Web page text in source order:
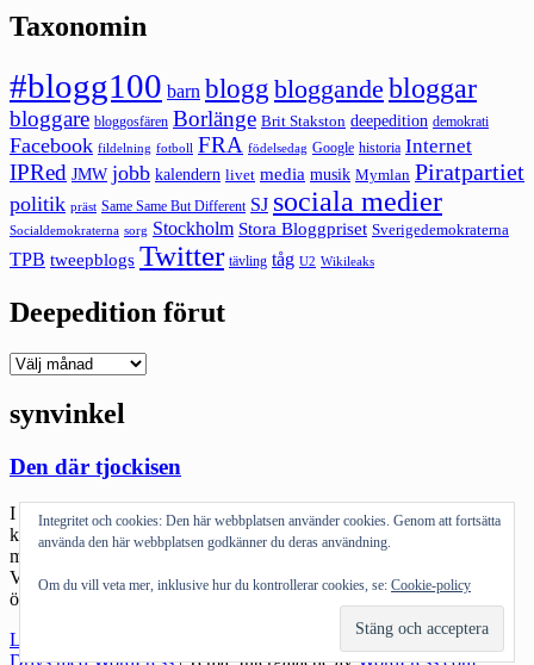
Taxonomin
#blogg100 barn blogg bloggande bloggar
bloggare bloggosfären Borlänge Brit Stakston deepedition demokrati
Facebook fildelning fotboll FRA födelsedag Google historia Internet
IPRed JMW jobb kalendern livet media musik Mymlan Piratpartiet
politik präst Same Same But Different SJ sociala medier
Socialdemokraterna sorg Stockholm Stora Bloggpriset Sverigedemokraterna
TPB tweepblogs Twitter tävling tåg U2 Wikileaks
Deepedition förut
Deepedition
synvinkel
Den där tjockisen
I stil med vad Linda Marie gjorde så lägger jag ut en bild på min
kropp. Förutom en mage så är det en bild av en medelålders vit
medelklassman på semesterresa :). Jag har i hela mitt liv varit tjock.
Visserligen har jag ”kraftig benstomme” dvs. genetiska anlag till
övervikt. Men rent fysiskt har det […]
Läs mer
där
Drivs med WordPress |Tema: Intergalactic avWordPress.com.
Integritet och cookies: Den här webbplatsen använder cookies. Genom att fortsätta
använda den här webbplatsen godkänner du deras användning.
Om du vill veta mer, inklusive hur du kontrollerar cookies, se: Cookie-policy